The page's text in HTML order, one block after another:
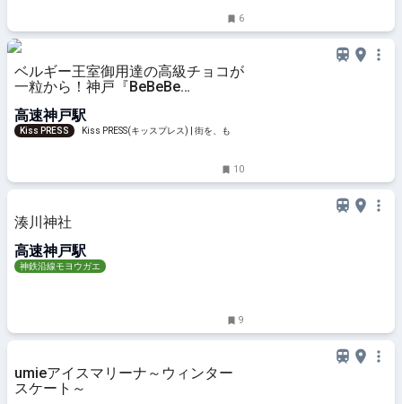
6
ベルギー王室御用達の高級チョコが
一粒から！神戸『BeBeBe
高速神戸駅
Kiss PRESS
Kiss PRESS(キッスプレス) | 街を、もっ
10
湊川神社
高速神戸駅
神鉄沿線モヨウガエ
9
umieアイスマリーナ～ウィンター
スケート～